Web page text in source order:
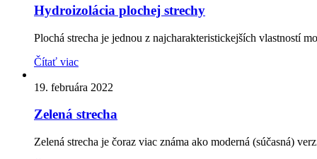
Hydroizolácia plochej strechy
Plochá strecha je jednou z najcharakteristickejších vlastností
Čítať viac
19. februára 2022
Zelená strecha
Zelená strecha je čoraz viac známa ako moderná (súčasná)